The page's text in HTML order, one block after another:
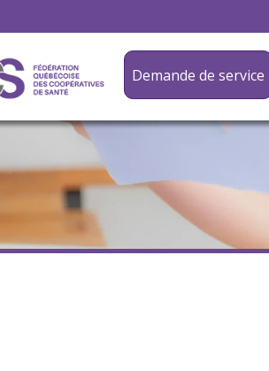
Demande de service